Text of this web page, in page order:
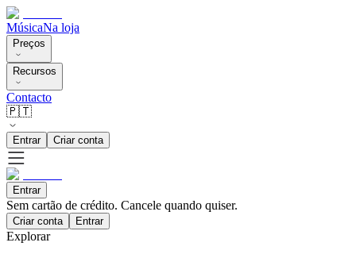
MúsicaNa loja
Preços
Recursos
Contacto
🇵🇹
Entrar Criar conta
Entrar
Sem cartão de crédito. Cancele quando quiser.
Criar conta Entrar
Explorar